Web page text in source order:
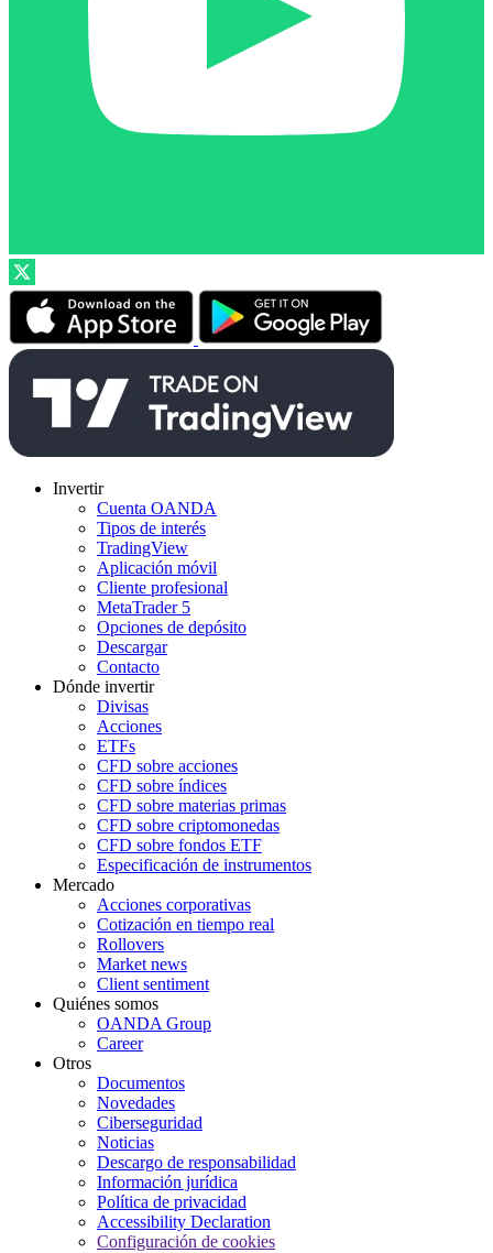
Invertir
Cuenta OANDA
Tipos de interés
TradingView
Aplicación móvil
Cliente profesional
MetaTrader 5
Opciones de depósito
Descargar
Contacto
Dónde invertir
Divisas
Acciones
ETFs
CFD sobre acciones
CFD sobre índices
CFD sobre materias primas
CFD sobre criptomonedas
CFD sobre fondos ETF
Especificación de instrumentos
Mercado
Acciones corporativas
Cotización en tiempo real
Rollovers
Market news
Client sentiment
Quiénes somos
OANDA Group
Career
Otros
Documentos
Novedades
Ciberseguridad
Noticias
Descargo de responsabilidad
Información jurídica
Política de privacidad
Accessibility Declaration
Configuración de cookies